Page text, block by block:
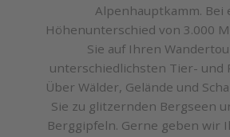
Alpenhauptkamm. Bei
Höhenunterschied von 3.000
Sie auf Ihren
unterschiedlichsten Tier- und
Über Wälder, Gelände und
Sie zu glitzernden Bergseen
Berggipfeln. Gerne geben wir